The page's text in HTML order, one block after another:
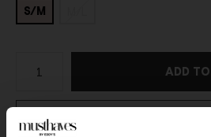
S/M
ADD